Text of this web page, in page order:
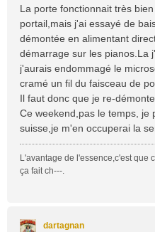
La porte fonctionnait très
portail,mais j'ai essayé de
démontée en alimentant
démarrage sur les pianos.La
j'aurais endommagé le
cramé un fil du faisceau de
Il faut donc que je re-
Ce weekend,pas le temps, je
suisse,je m'en occuperai la
L'avantage de l'essence,c'est que
ça fait ch---.
dartagnan